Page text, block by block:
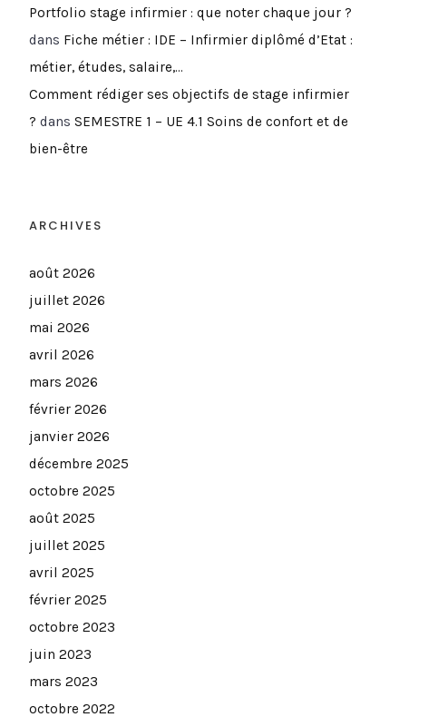
Portfolio stage infirmier : que noter chaque jour ?
dans Fiche métier : IDE – Infirmier diplômé d’Etat :
métier, études, salaire,…
Comment rédiger ses objectifs de stage infirmier
? dans SEMESTRE 1 – UE 4.1 Soins de confort et de
bien-être
ARCHIVES
août 2026
juillet 2026
mai 2026
avril 2026
mars 2026
février 2026
janvier 2026
décembre 2025
octobre 2025
août 2025
juillet 2025
avril 2025
février 2025
octobre 2023
juin 2023
mars 2023
octobre 2022